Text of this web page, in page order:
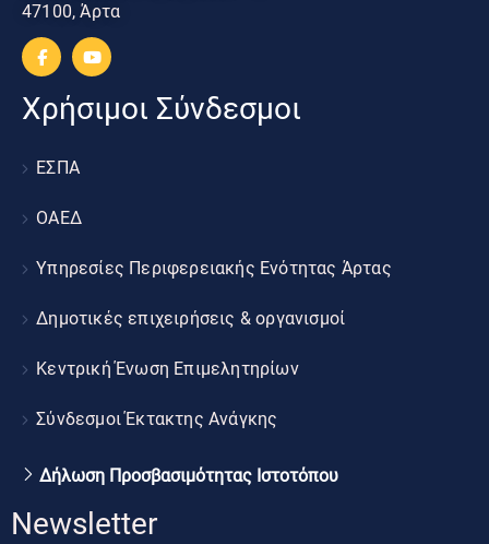
47100, Άρτα
Χρήσιμοι Σύνδεσμοι
ΕΣΠΑ
ΟΑΕΔ
Υπηρεσίες Περιφερειακής Ενότητας Άρτας
Δημοτικές επιχειρήσεις & οργανισμοί
Κεντρική Ένωση Επιμελητηρίων
Σύνδεσμοι Έκτακτης Ανάγκης
Δήλωση Προσβασιμότητας Ιστοτόπου
Newsletter